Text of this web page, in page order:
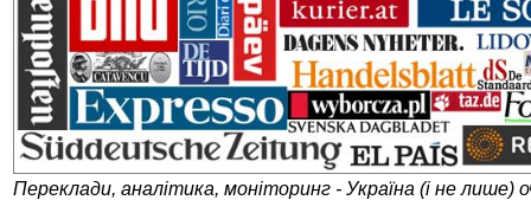
Переклади, аналітика, моніторинг - Україна (і не лише)